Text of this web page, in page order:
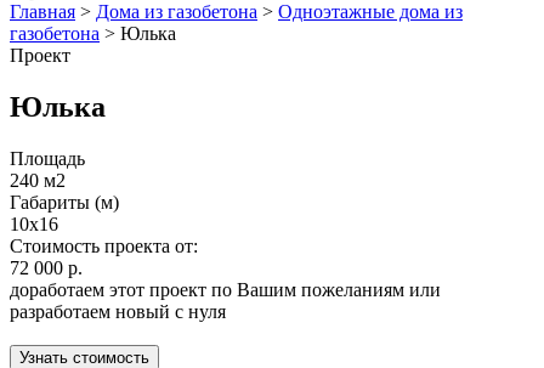
Главная > Дома из газобетона > Одноэтажные дома из
газобетона > Юлька
Проект
Юлька
Площадь
240 м2
Габариты (м)
10x16
Стоимость проекта от:
72 000 р.
доработаем этот проект по Вашим пожеланиям или
разработаем новый с нуля
Узнать стоимость